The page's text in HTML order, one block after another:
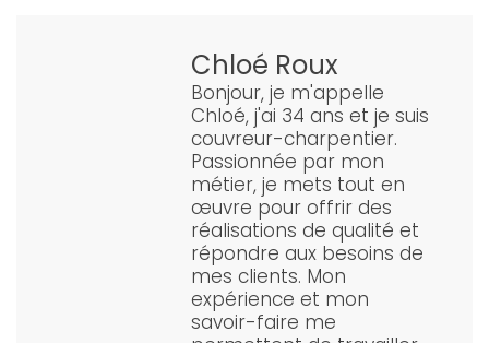
Chloé Roux
Bonjour, je m'appelle
Chloé, j'ai 34 ans et je suis
couvreur-charpentier.
Passionnée par mon
métier, je mets tout en
œuvre pour offrir des
réalisations de qualité et
répondre aux besoins de
mes clients. Mon
expérience et mon
savoir-faire me